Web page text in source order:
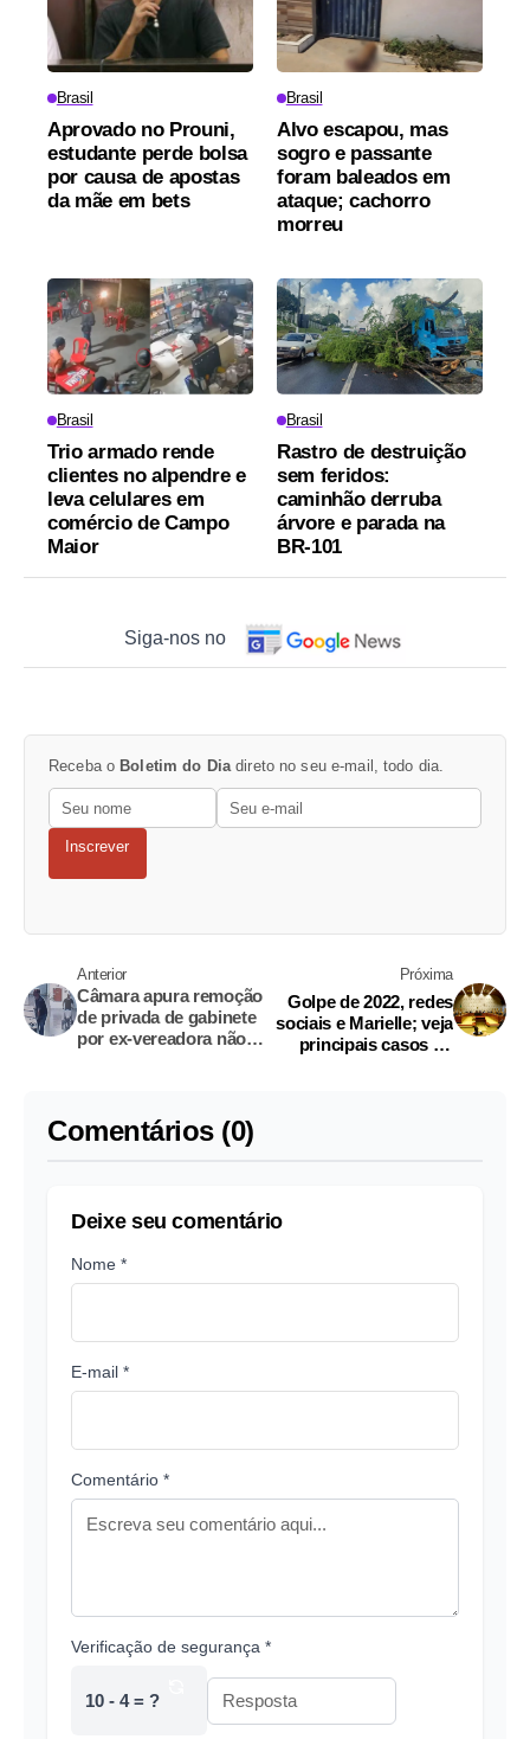
Brasil
Aprovado no Prouni,
estudante perde bolsa
por causa de apostas
da mãe em bets
Brasil
Alvo escapou, mas
sogro e passante
foram baleados em
ataque; cachorro
morreu
Brasil
Trio armado rende
clientes no alpendre e
leva celulares em
comércio de Campo
Maior
Brasil
Rastro de destruição
sem feridos:
caminhão derruba
árvore e parada na
BR-101
Siga-nos no
Receba o Boletim do Dia direto no seu e-mail, todo dia.
Inscrever
Anterior
Câmara apura remoção
de privada de gabinete
por ex-vereadora não
Próxima
Golpe de 2022, redes
sociais e Marielle; veja
principais casos do
Comentários (0)
Deixe seu comentário
Nome *
E-mail *
Comentário *
Verificação de segurança *
10 - 4 = ?